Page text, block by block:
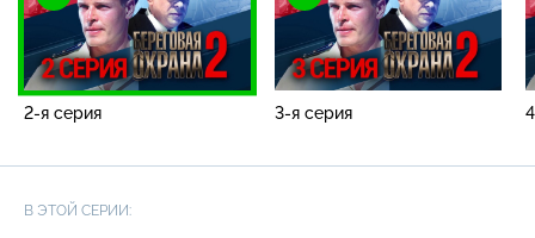
2-я серия 3-я серия
В ЭТОЙ СЕРИИ: